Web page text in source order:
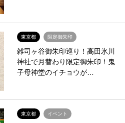
東京都 限定御朱印
雑司ヶ谷御朱印巡り！高田氷川
神社で月替わり限定御朱印！鬼
子母神堂のイチョウが…
東京都 イベント